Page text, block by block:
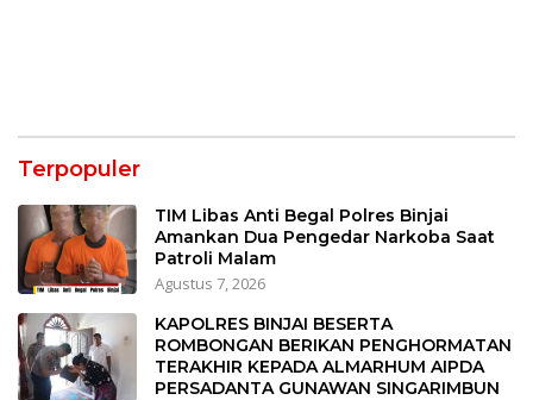
Terpopuler
TIM Libas Anti Begal Polres Binjai
Amankan Dua Pengedar Narkoba Saat
Patroli Malam
Agustus 7, 2026
KAPOLRES BINJAI BESERTA
ROMBONGAN BERIKAN PENGHORMATAN
TERAKHIR KEPADA ALMARHUM AIPDA
PERSADANTA GUNAWAN SINGARIMBUN